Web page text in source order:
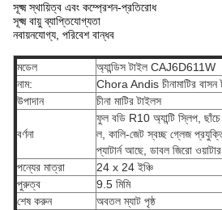
সূক্ষ্ম স্থায়িত্ব এবং কম্প্রেশন-প্রতিরোধ
সূক্ষ্ম বায়ু ব্যাপ্তিযোগ্যতা
নবায়নযোগ্য, পরিবেশ বান্ধব
মডেল
অ্যান্ডিস টাইল CAJ6D611W
নাম:
Chora Andis চীনামাটির বাসন
উপাদান
চীনা মাটির টাইলস
বর্ণনা
ফুল বডি R10 অ্যান্টি স্লিপ, ছাঁচে
ল, কালি-জেট স্বচ্ছ গ্লেজ
প্যাটার্ন আছে, ডাবল জিরো
পন্যের মাত্রা
24 x 24 ইঞ্চি
পুরুত্ব
9.5 মিমি
শেষ করুন
অবতল ম্যাট পৃষ্ঠ